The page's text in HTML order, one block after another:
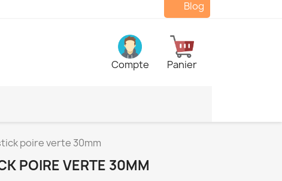
Blog
Compte Panier
poire verte 30mm
POIRE VERTE 30MM